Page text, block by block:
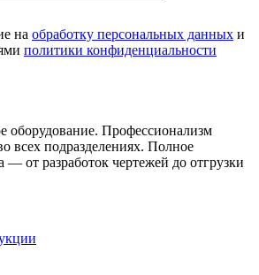
на обработку персональных данных и
политики конфиденциальности
оборудование. Профессионализм
всех подразделениях. Полное
— от разработок чертежей до отгрузки